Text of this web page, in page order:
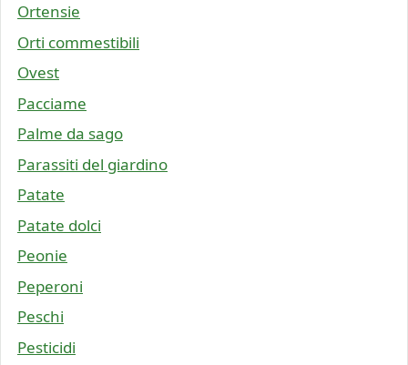
Ortensie
Orti commestibili
Ovest
Pacciame
Palme da sago
Parassiti del giardino
Patate
Patate dolci
Peonie
Peperoni
Peschi
Pesticidi